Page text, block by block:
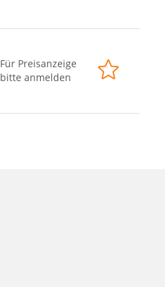
Für Preisanzeige
bitte anmelden